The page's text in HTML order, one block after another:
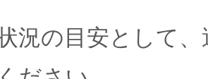
況の目安として